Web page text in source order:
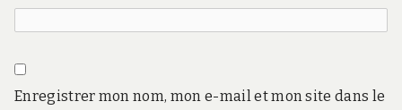
Enregistrer mon nom, mon e-mail et mon site dans le